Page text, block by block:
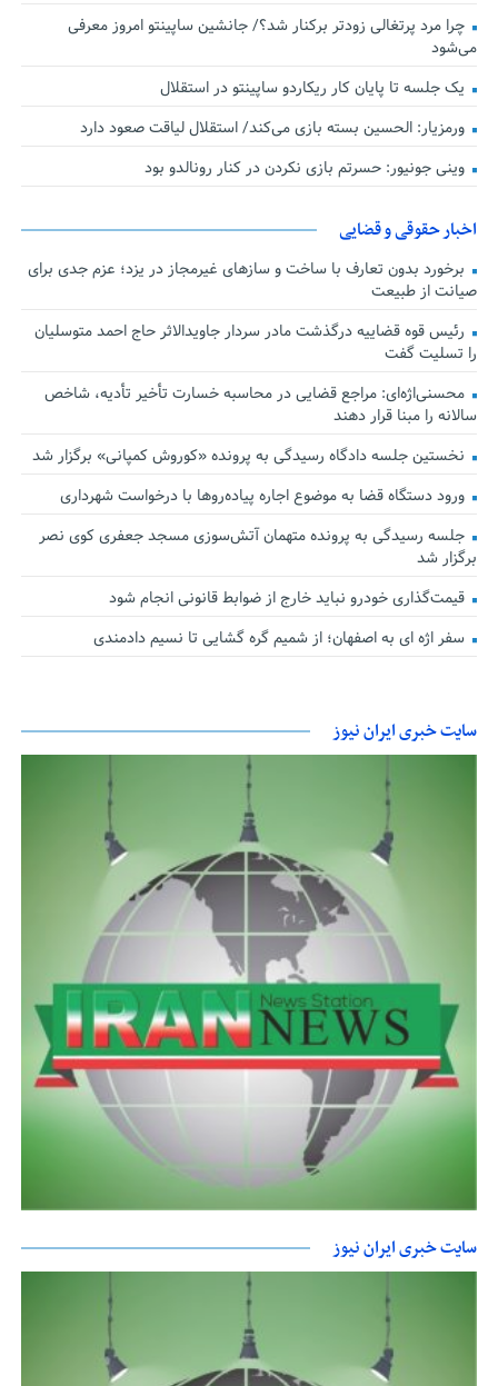
چرا مرد پرتغالی زودتر برکنار شد؟/ جانشین ساپینتو امروز معرفی
می‌شود
یک جلسه تا پایان کار ریکاردو ساپینتو در استقلال
ورمزیار: الحسین بسته بازی می‌کند/ استقلال لیاقت صعود دارد
وینی جونیور: حسرتم بازی نکردن در کنار رونالدو بود
اخبار حقوقی و قضایی
برخورد بدون تعارف با ساخت‌ و سازهای غیرمجاز در یزد؛ عزم جدی برای
صیانت از طبیعت
رئیس قوه قضاییه درگذشت مادر سردار جاویدالاثر حاج احمد متوسلیان
را تسلیت گفت
محسنی‌اژه‌ای: مراجع قضایی در محاسبه خسارت تأخیر تأدیه، شاخص
سالانه را مبنا قرار دهند
نخستین جلسه دادگاه رسیدگی به پرونده «کوروش کمپانی» برگزار شد
ورود دستگاه قضا به موضوع اجاره پیاده‌روها با درخواست شهرداری
جلسه رسیدگی به پرونده متهمان آتش‌سوزی مسجد جعفری کوی نصر
برگزار شد
قیمت‌گذاری خودرو نباید خارج از ضوابط قانونی انجام شود
سفر اژه ای به اصفهان؛ از شمیم گره گشایی تا نسیم دادمندی
سایت خبری ایران نیوز
سایت خبری ایران نیوز